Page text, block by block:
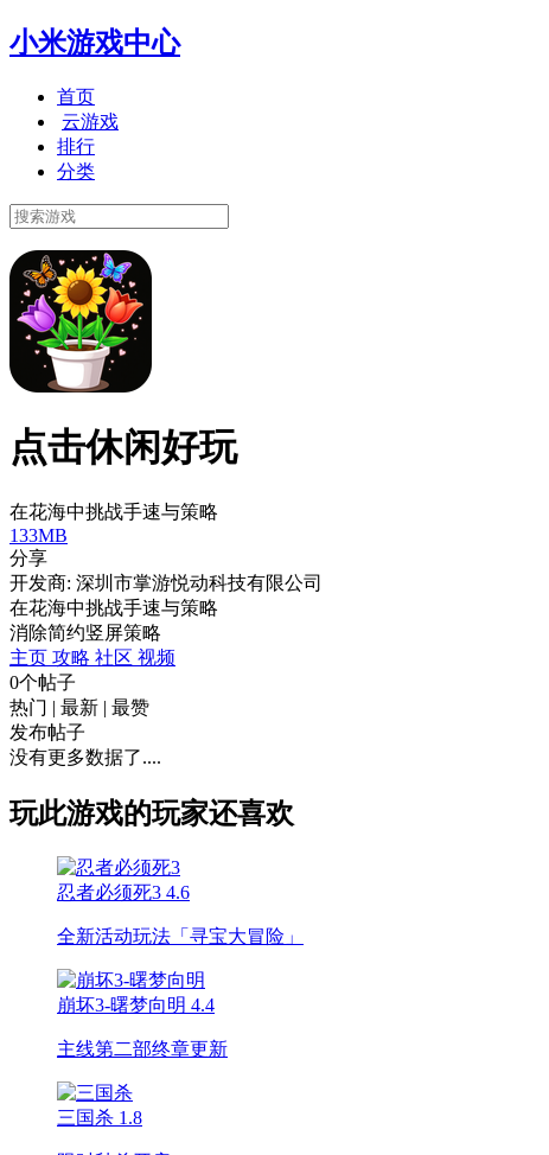
小米游戏中心
首页
云游戏
排行
分类
点击休闲好玩
在花海中挑战手速与策略
133MB
分享
开发商: 深圳市掌游悦动科技有限公司
在花海中挑战手速与策略
消除简约竖屏策略
主页 攻略 社区 视频
0个帖子
热门 | 最新 | 最赞
发布帖子
没有更多数据了....
玩此游戏的玩家还喜欢
忍者必须死3 4.6
全新活动玩法「寻宝大冒险」
崩坏3-曙梦向明 4.4
主线第二部终章更新
三国杀 1.8